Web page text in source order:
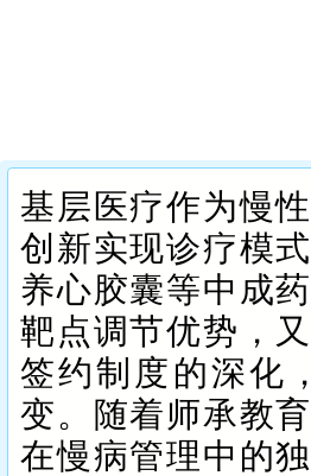
基层医疗作为慢
创新实现诊疗模
养心胶囊等中成
靶点调节优势，
签约制度的深化
变。随着师承教
在慢病管理中的